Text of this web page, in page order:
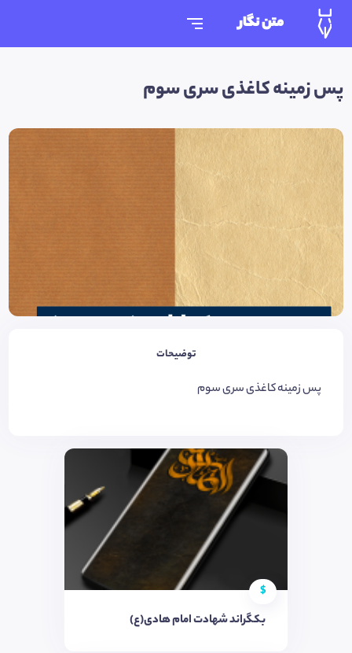
متن نگار
پس زمینه کاغذی سری سوم
توضیحات
پس زمینه کاغذی سری سوم
$
بکگراند شهادت امام هادی(ع)